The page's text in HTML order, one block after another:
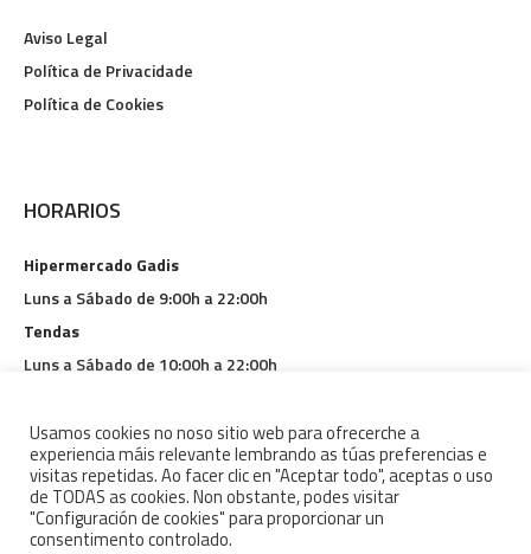
Aviso Legal
Política de Privacidade
Política de Cookies
HORARIOS
Hipermercado Gadis
Luns a Sábado de 9:00h a 22:00h
Tendas
Luns a Sábado de 10:00h a 22:00h
Luns a Domingo de 9:00h a 1:30h
Usamos cookies no noso sitio web para ofrecerche a
experiencia máis relevante lembrando as túas preferencias e
visitas repetidas. Ao facer clic en "Aceptar todo", aceptas o uso
de TODAS as cookies. Non obstante, podes visitar
"Configuración de cookies" para proporcionar un
consentimento controlado.